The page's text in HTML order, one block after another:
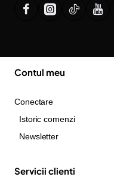
Contul meu
Conectare
Istoric comenzi
Newsletter
Servicii clienti